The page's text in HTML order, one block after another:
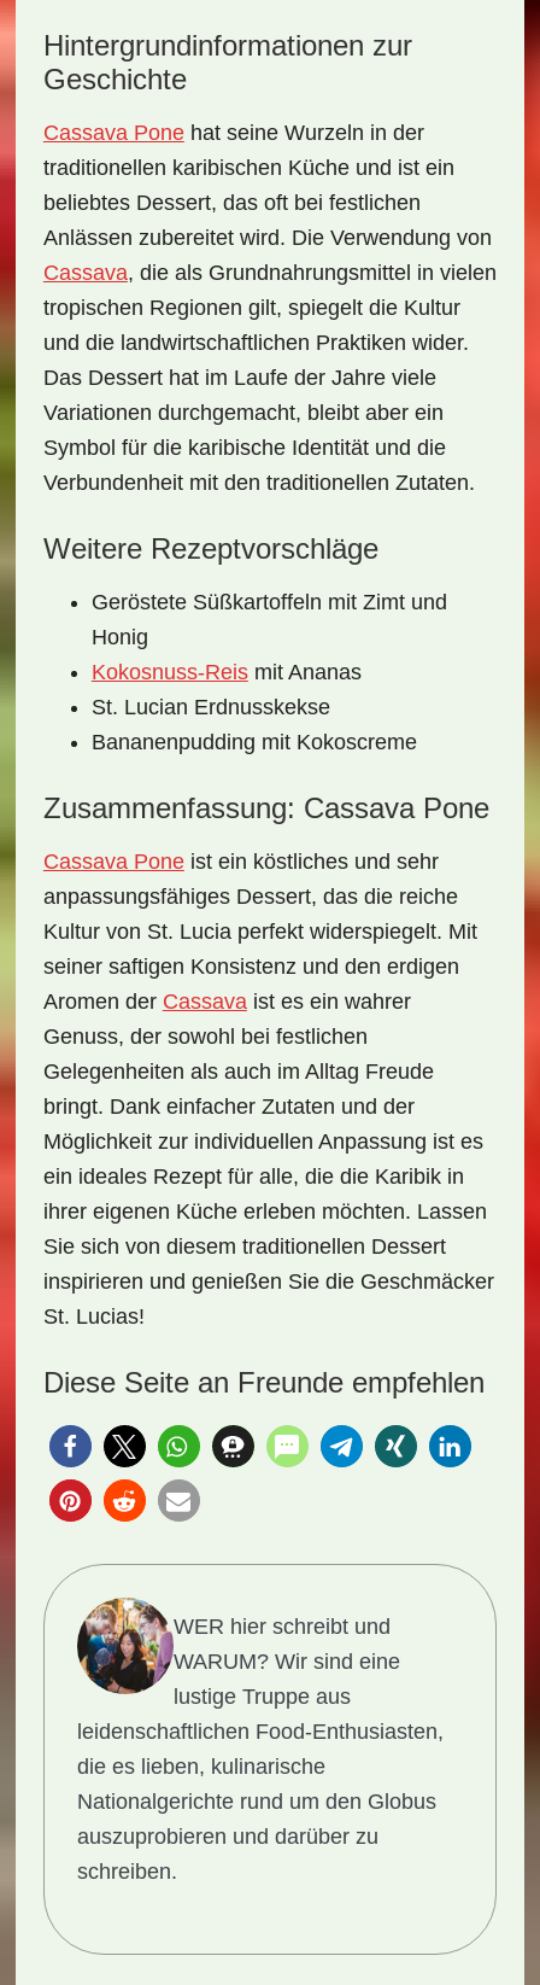
Hintergrundinformationen zur
Geschichte
Cassava Ponehat seine Wurzeln in der
traditionellen karibischen Küche und ist ein
beliebtes Dessert, das oft bei festlichen
Anlässen zubereitet wird. Die Verwendung von
Cassava, die als Grundnahrungsmittel in vielen
tropischen Regionen gilt, spiegelt die Kultur
und die landwirtschaftlichen Praktiken wider.
Das Dessert hat im Laufe der Jahre viele
Variationen durchgemacht, bleibt aber ein
Symbol für die karibische Identität und die
Verbundenheit mit den traditionellen Zutaten.
Weitere Rezeptvorschläge
Geröstete Süßkartoffeln mit Zimt und
Honig
Kokosnuss-Reismit Ananas
St. Lucian Erdnusskekse
Bananenpudding mit Kokoscreme
Zusammenfassung: Cassava Pone
Cassava Poneist ein köstliches und sehr
anpassungsfähiges Dessert, das die reiche
Kultur von St. Lucia perfekt widerspiegelt. Mit
seiner saftigen Konsistenz und den erdigen
Aromen der Cassavaist es ein wahrer
Genuss, der sowohl bei festlichen
Gelegenheiten als auch im Alltag Freude
bringt. Dank einfacher Zutaten und der
Möglichkeit zur individuellen Anpassung ist es
ein ideales Rezept für alle, die die Karibik in
ihrer eigenen Küche erleben möchten. Lassen
Sie sich von diesem traditionellen Dessert
inspirieren und genießen Sie die Geschmäcker
St. Lucias!
Diese Seite an Freunde empfehlen
WER hier schreibt und
WARUM?Wir sind eine
lustige Truppe aus
leidenschaftlichen Food-Enthusiasten,
die es lieben, kulinarische
Nationalgerichte rund um den Globus
auszuprobieren und darüber zu
schreiben.